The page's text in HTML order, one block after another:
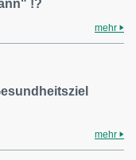
!?
mehr
mehr